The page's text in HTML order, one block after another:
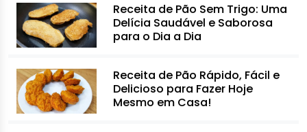
Receita de Pão Sem Trigo: Uma
Delícia Saudável e Saborosa
para o Dia a Dia
Receita de Pão Rápido, Fácil e
Delicioso para Fazer Hoje
Mesmo em Casa!